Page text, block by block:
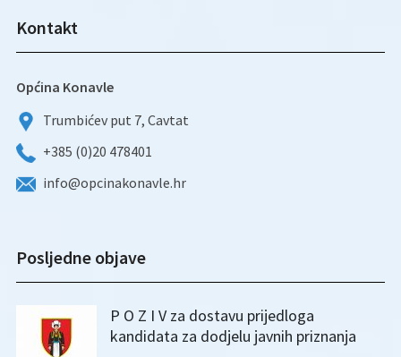
Kontakt
Općina Konavle
Trumbićev put 7, Cavtat
+385 (0)20 478401
info@opcinakonavle.hr
Posljedne objave
P O Z I V za dostavu prijedloga
kandidata za dodjelu javnih priznanja